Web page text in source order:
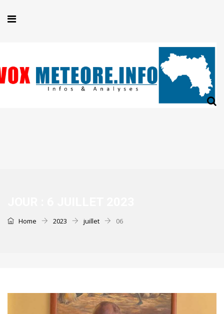
Home 2023 juillet 06